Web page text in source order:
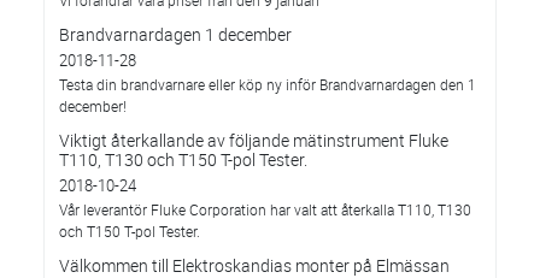
Brandvarnardagen 1 december
2018-11-28
Testa din brandvarnare eller köp ny inför Brandvarnardagen den 1
december!
Viktigt återkallande av följande mätinstrument Fluke
T110, T130 och T150 T-pol Tester.
2018-10-24
Vår leverantör Fluke Corporation har valt att återkalla T110, T130
och T150 T-pol Tester.
Välkommen till Elektroskandias monter på Elmässan